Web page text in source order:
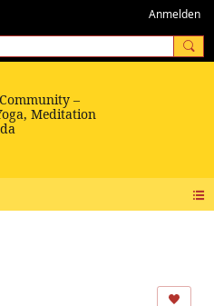
Anmelden